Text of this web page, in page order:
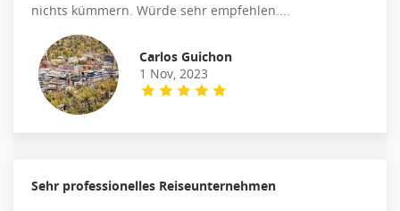
nichts kümmern. Würde sehr empfehlen....
Carlos Guichon
1 Nov, 2023
Sehr professionelles Reiseunternehmen